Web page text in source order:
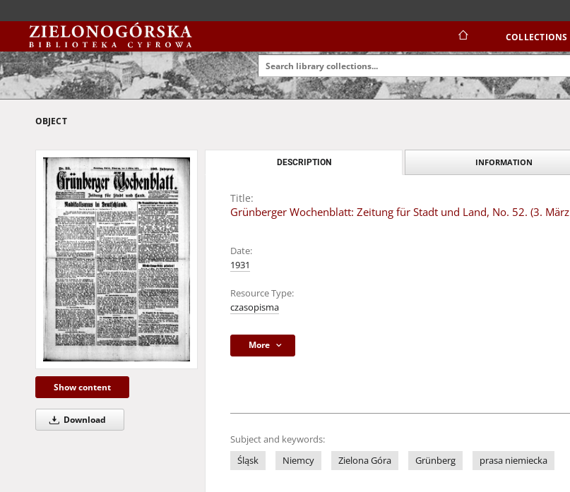
COLLECTIONS
OBJECT
Show content
Download
DESCRIPTION INFORMATION
Title:
Grünberger Wochenblatt: Zeitung für Stadt und Land, No. 52. (3.
Date:
1931
Resource Type:
czasopisma
More
Subject and keywords:
Śląsk
Niemcy Zielona Góra Grünberg prasa niemiecka